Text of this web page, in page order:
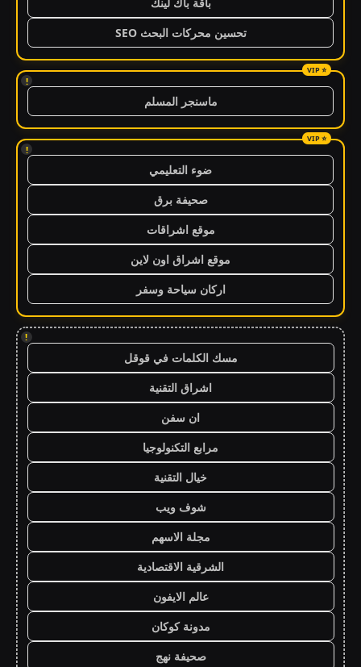
باقة باك لينك
تحسين محركات البحث SEO
!
ماسنجر المسلم
!
ضوء التعليمي
صحيفة برق
موقع اشراقات
موقع اشراق اون لاين
اركان سياحة وسفر
!
مسك الكلمات في قوقل
اشراق التقنية
ان سفن
مرابع التكنولوجيا
خيال التقنية
شوف ويب
مجلة الاسهم
الشرقية الاقتصادية
عالم الايفون
مدونة كوكان
صحيفة نهج